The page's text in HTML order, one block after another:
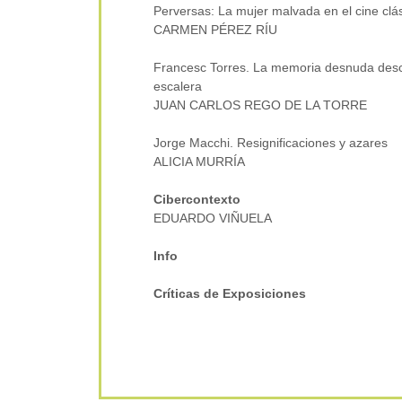
Perversas: La mujer malvada en el cine
CARMEN PÉREZ RÍU
Francesc Torres. La memoria desnuda
escalera
JUAN CARLOS REGO DE LA TORRE
Jorge Macchi. Resignificaciones y azares
ALICIA MURRÍA
Cibercontexto
EDUARDO VIÑUELA
Info
Críticas de Exposiciones